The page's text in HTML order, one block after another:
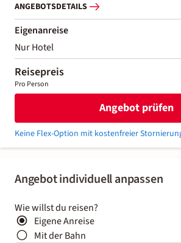
Angebot individuell anpassen
Wie willst du reisen?
Eigene Anreise
Mit der Bahn
ANGEBOTSDETAILS
Eigenanreise
Nur Hotel
Reisepreis
Pro Person
Angebot prüfen
Keine Flex-Option mit kostenfreier